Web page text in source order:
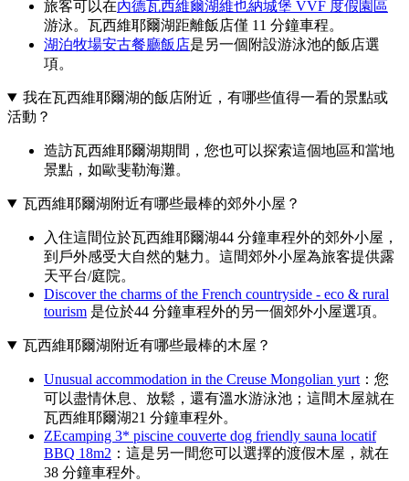
旅客可以在內德瓦西維爾湖維也納城堡 VVF 度假園區
游泳。瓦西維耶爾湖距離飯店僅 11 分鐘車程。
湖泊牧場安古餐廳飯店是另一個附設游泳池的飯店選
項。
我在瓦西維耶爾湖的飯店附近，有哪些值得一看的景點或
活動？
造訪瓦西維耶爾湖期間，您也可以探索這個地區和當地
景點，如歐斐勒海灘。
瓦西維耶爾湖附近有哪些最棒的郊外小屋？
入住這間位於瓦西維耶爾湖44 分鐘車程外的郊外小屋，
到戶外感受大自然的魅力。這間郊外小屋為旅客提供露
天平台/庭院。
Discover the charms of the French countryside - eco & rural
tourism 是位於44 分鐘車程外的另一個郊外小屋選項。
瓦西維耶爾湖附近有哪些最棒的木屋？
Unusual accommodation in the Creuse Mongolian yurt ：您
可以盡情休息、放鬆，還有溫水游泳池；這間木屋就在
瓦西維耶爾湖21 分鐘車程外。
ZEcamping 3* piscine couverte dog friendly sauna locatif
BBQ 18m2 ：這是另一間您可以選擇的渡假木屋，就在
38 分鐘車程外。